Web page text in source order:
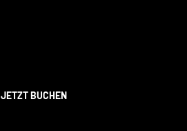
JETZT BUCHEN